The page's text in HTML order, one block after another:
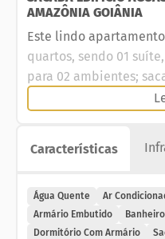
AMAZÔNIA GOIÂNIA
Este lindo
quartos, sendo 01
para 02 ambientes;
piscinas adulto e
playground.
Este imóvel é perfeito
Características
Água Quente Ar
Armário Embutido
Dormitório Com Armário